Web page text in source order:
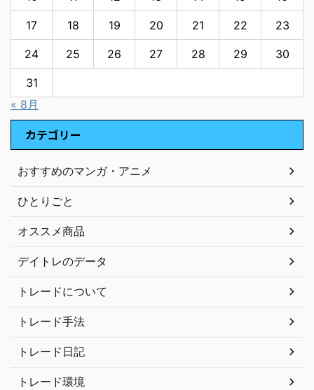
17 18 19 20 21 22 23
24 25 26 27 28 29 30
31
« 8月
カテゴリー
おすすめのマンガ・アニメ
ひとりごと
オススメ商品
デイトレのデータ
トレードについて
トレード手法
トレード日記
トレード環境